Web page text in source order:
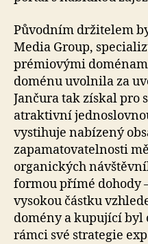
Původním držitelem
Media Group,
prémiovými
doménu uvolnila za
Jančura tak získal pro
atraktivní
vystihuje nabízený
zapamatovatelnosti
organických
formou přímé dohody
vysokou částku
domény a kupující byl
rámci své strategie